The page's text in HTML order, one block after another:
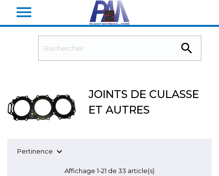


JOINTS DE CULASSE
ET AUTRES
Pertinence 
Affichage 1-21 de 33 article(s)